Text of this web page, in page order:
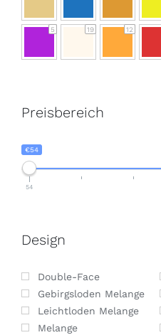
5 19 12
Preisbereich
€54
54
Design
Double-Face
Gebirgsloden Melange
Leichtloden Melange
Melange